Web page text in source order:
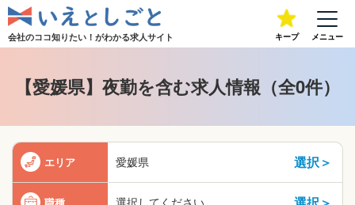
会社のココ知りたい！がわかる求人サイト キープ メニュー
【愛媛県】夜勤を含む求人情報（全0件）
エリア 愛媛県 選択＞